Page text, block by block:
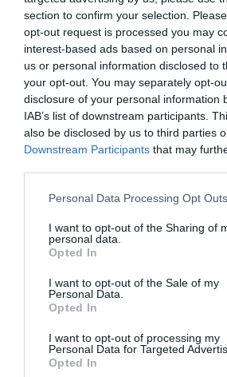
section to confirm your selection.
opt-out request is processed you may
interest-based ads based on personal
us or personal information disclosed to
your opt-out. You may separately opt-
disclosure of your personal information
IAB’s list of downstream participants.
also be disclosed by us to third parties
Downstream Participants that may
Personal Data Processing Opt Outs
I want to opt-out of the Sharing of
personal data.
Opted In
I want to opt-out of the Sale of my
Personal Data.
Opted In
I want to opt-out of processing my
Personal Data for Targeted
Opted In
que acuden cada día a las oficinas
Fedefarma».
AñadirEl Farmacéutico
de Google de forma gratuita
Mantente informado con las últimas
ACTIVAR AHORA
distribución farmacéutica
Fedefarma
Destacados